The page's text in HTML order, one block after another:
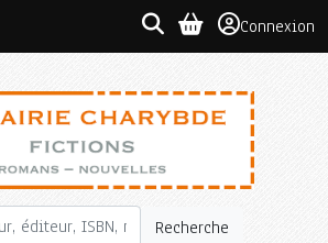
Connexion
Recherche